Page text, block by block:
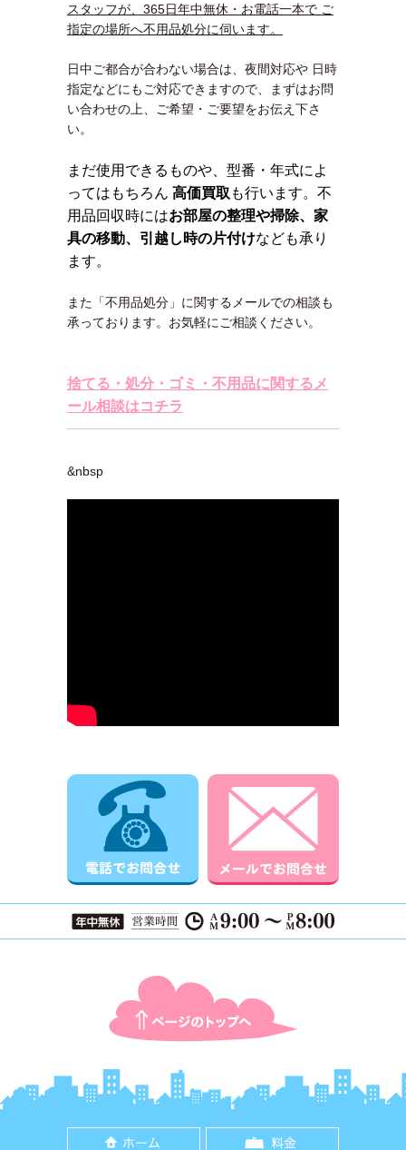
スタッフが、365日年中無休・お電話一本で ご
指定の場所へ不用品処分に伺います。
日中ご都合が合わない場合は、夜間対応や 日時
指定などにもご対応できますので、まずはお問
い合わせの上、ご希望・ご要望をお伝え下さ
い。
まだ使用できるものや、型番・年式によ
ってはもちろん 高価買取 も行います。不
用品回収時にはお部屋の整理や掃除、家
具の移動、引越し時の片付けなども承り
ます。
また「不用品処分」に関するメールでの相談も
承っております。お気軽にご相談ください。
捨てる・処分・ゴミ・不用品に関するメ
ール相談はコチラ
&nbsp
電話でお問合せ